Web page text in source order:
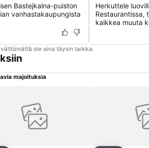
Bastejkalna-puiston
vanhastakaupungista
Herkuttele
Restaurantissa,
kaikkea muuta
ole aina täysin tarkka.
majoituksia